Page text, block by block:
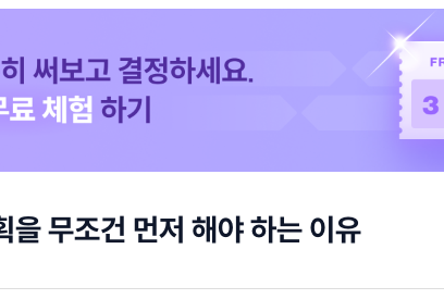
을 무조건 먼저 해야 하는 이유